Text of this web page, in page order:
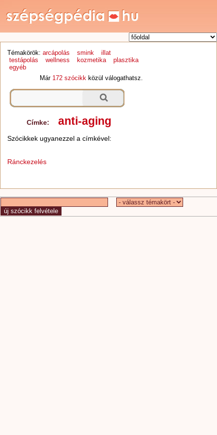
Témakörök: arcápolás smink
illat
testápolás
wellness kozmetika
plasztika
egyéb
Már 172 szócikk közül válogathatsz.
Címke: anti-aging
Szócikkek ugyanezzel a címkével:
Ránckezelés